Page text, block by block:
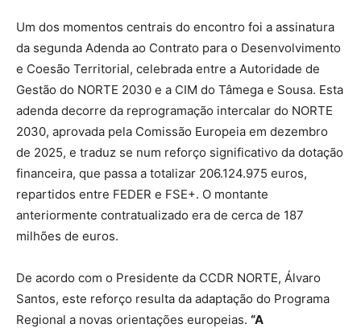
Um dos momentos centrais do encontro foi a assinatura
da segunda Adenda ao Contrato para o Desenvolvimento
e Coesão Territorial, celebrada entre a Autoridade de
Gestão do NORTE 2030 e a CIM do Tâmega e Sousa. Esta
adenda decorre da reprogramação intercalar do NORTE
2030, aprovada pela Comissão Europeia em dezembro
de 2025, e traduz se num reforço significativo da dotação
financeira, que passa a totalizar 206.124.975 euros,
repartidos entre FEDER e FSE+. O montante
anteriormente contratualizado era de cerca de 187
milhões de euros.
De acordo com o Presidente da CCDR NORTE, Álvaro
Santos, este reforço resulta da adaptação do Programa
Regional a novas orientações europeias. “A